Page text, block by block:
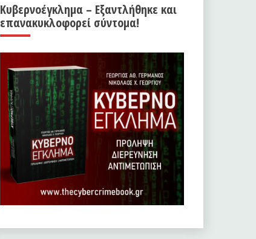
Κυβερνοέγκλημα – Εξαντλήθηκε και
επανακυκλοφορεί σύντομα!